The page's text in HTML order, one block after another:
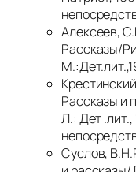
Алексеев,
Рассказы/
Рассказы и
Л.: Дет .лит.,
Суслов,